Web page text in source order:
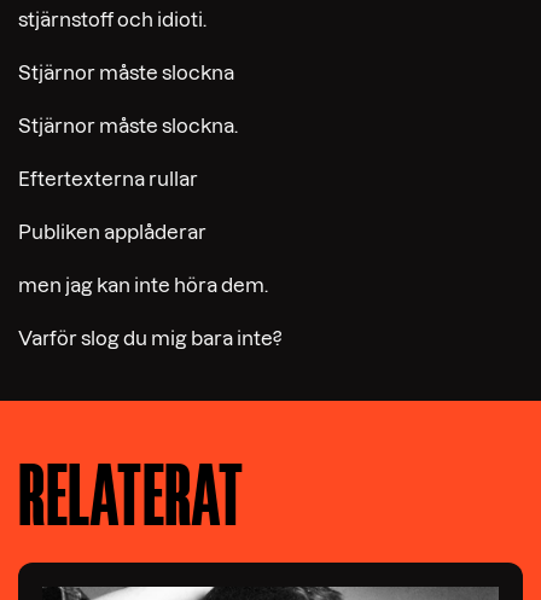
stjärnstoff och idioti.
Stjärnor måste slockna
Stjärnor måste slockna.
Eftertexterna rullar
Publiken applåderar
men jag kan inte höra dem.
Varför slog du mig bara inte?
RELATERAT